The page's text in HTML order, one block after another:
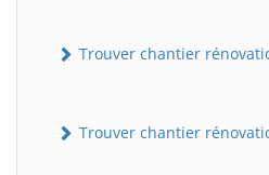
Trouver chantier
Trouver chantier